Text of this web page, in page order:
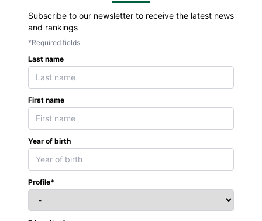
Subscribe to our newsletter to receive the latest news
and rankings
*Required fields
Last name
First name
Year of birth
Profile*